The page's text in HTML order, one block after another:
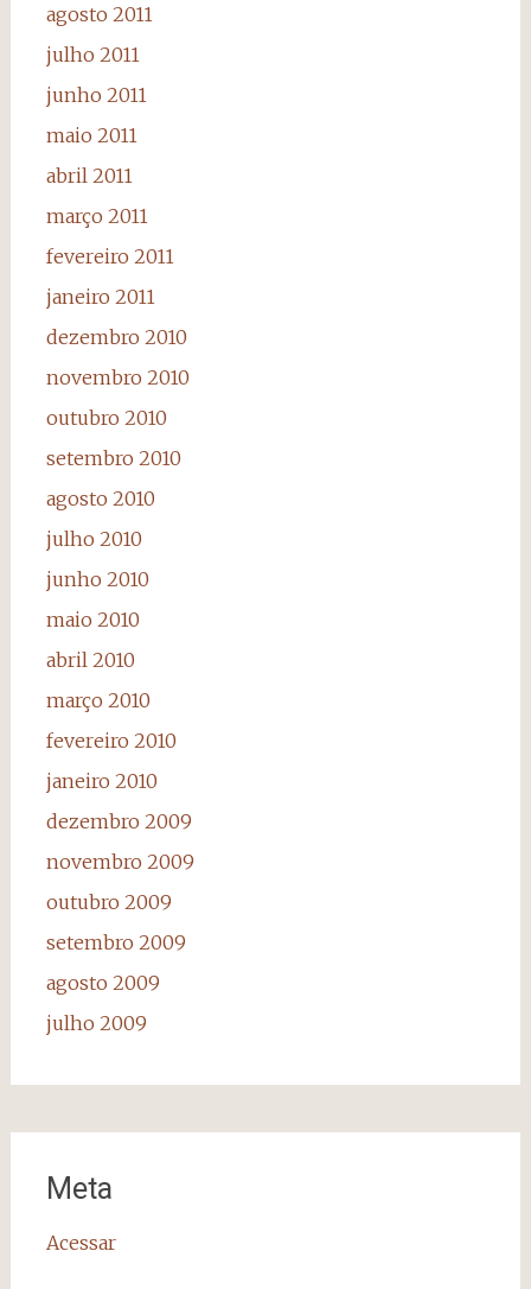
agosto 2011
julho 2011
junho 2011
maio 2011
abril 2011
março 2011
fevereiro 2011
janeiro 2011
dezembro 2010
novembro 2010
outubro 2010
setembro 2010
agosto 2010
julho 2010
junho 2010
maio 2010
abril 2010
março 2010
fevereiro 2010
janeiro 2010
dezembro 2009
novembro 2009
outubro 2009
setembro 2009
agosto 2009
julho 2009
Meta
Acessar